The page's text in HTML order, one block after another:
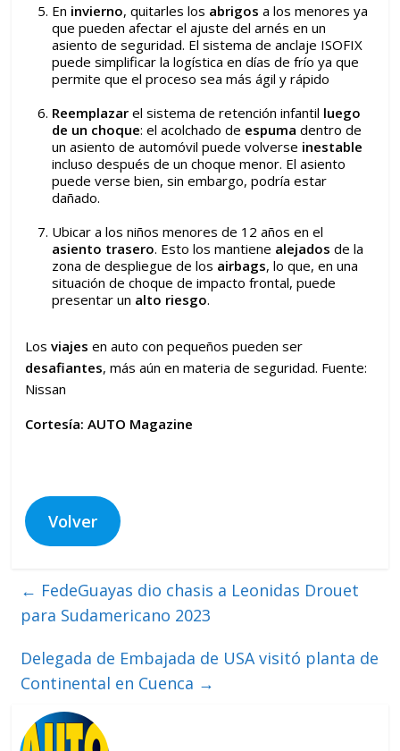
En invierno, quitarles los abrigos a los menores ya
que pueden afectar el ajuste del arnés en un
asiento de seguridad. El sistema de anclaje ISOFIX
puede simplificar la logística en días de frío ya que
permite que el proceso sea más ágil y rápido
Reemplazar el sistema de retención infantil luego
de un choque: el acolchado de espuma dentro de
un asiento de automóvil puede volverse inestable
incluso después de un choque menor. El asiento
puede verse bien, sin embargo, podría estar
dañado.
Ubicar a los niños menores de 12 años en el
asiento trasero. Esto los mantiene alejados de la
zona de despliegue de los airbags, lo que, en una
situación de choque de impacto frontal, puede
presentar un alto riesgo.
Losviajes en auto con pequeños pueden ser
desafiantes, más aún en materia de seguridad. Fuente:
Nissan
Cortesía: AUTO Magazine
Volver
← FedeGuayas dio chasis a Leonidas Drouet
para Sudamericano 2023
Delegada de Embajada de USA visitó planta de
Continental en Cuenca →